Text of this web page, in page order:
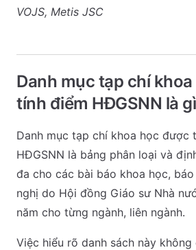
VOJS, Metis JSC
Danh mục tạp chí
tính điểm HĐGSNN là
Danh mục tạp chí khoa học được
HĐGSNN là bảng phân loại và
đa cho các bài báo khoa học,
nghị do Hội đồng Giáo sư Nhà
năm cho từng ngành, liên ngành.
Việc hiểu rõ danh sách này